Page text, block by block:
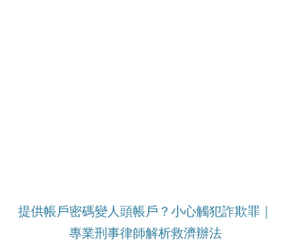
提供帳戶密碼變人頭帳戶？小心觸犯詐欺罪｜
專業刑事律師解析救濟辦法